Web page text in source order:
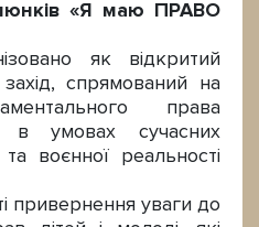
«Я маю ПРАВО
як відкритий
захід, спрямований на
права
умовах сучасних
воєнної реальності
привернення уваги до